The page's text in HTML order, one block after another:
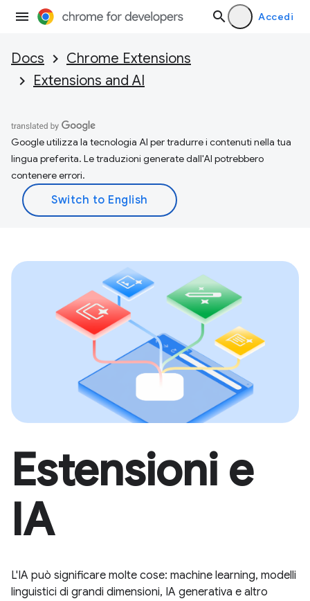
Accedi
Docs
Chrome Extensions
Extensions and AI
Google utilizza la tecnologia AI per tradurre i contenuti nella tua
lingua preferita. Le traduzioni generate dall'AI potrebbero
contenere errori.
Estensioni e
IA
L'IA può significare molte cose: machine learning, modelli
linguistici di grandi dimensioni, IA generativa e altro